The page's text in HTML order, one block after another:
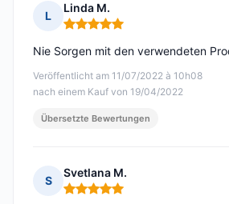
L
Linda M.
Hinweis: 5 von 5
Veröffentlicht am 11/07/2022 à 10h08
nach einem Kauf von 19/04/2022
Nie Sorgen mit den verwendeten
Übersetzte Bewertungen
S
Svetlana M.
Hinweis: 5 von 5